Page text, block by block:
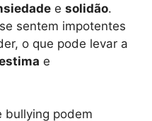
e solidão.
sentem impotentes
o que pode levar a
e
bullying podem